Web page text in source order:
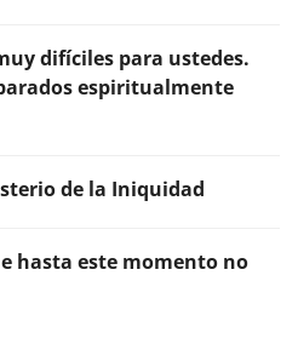
difíciles para ustedes.
espiritualmente
de la Iniquidad
hasta este momento no